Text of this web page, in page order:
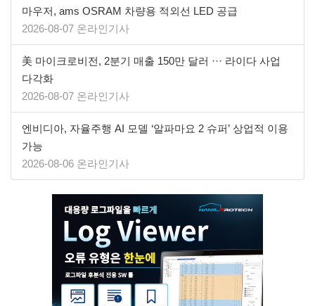
마우저, ams OSRAM 차량용 적외선 LED 공급
2026-08-07 온라인기사
美 마이크로비전, 2분기 매출 150만 달러 ··· 라이다 사업
다각화
2026-08-07 온라인기사
엔비디아, 자율주행 AI 모델 ‘알파마요 2 슈퍼’ 상업적 이용
가능
2026-08-06 온라인기사